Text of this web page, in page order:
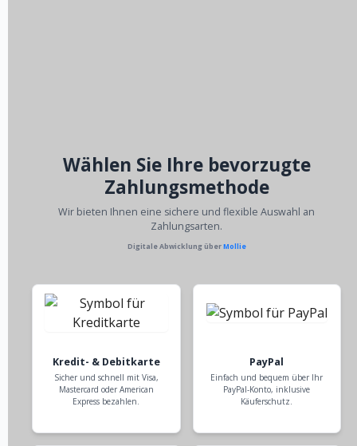
Wählen Sie Ihre bevorzugte
Zahlungsmethode
Wir bieten Ihnen eine sichere und flexible Auswahl an
Zahlungsarten.
Digitale Abwicklung überMollie
Kredit- & Debitkarte
Sicher und schnell mit Visa,
Mastercard oder American
Express bezahlen.
PayPal
Einfach und bequem über Ihr
PayPal-Konto, inklusive
Käuferschutz.